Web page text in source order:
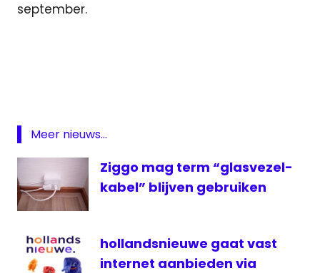
september.
ShortsTV
Zender
van de
ziggo
Meer nieuws...
Ziggo mag term “glasvezel-
kabel” blijven gebruiken
hollandsnieuwe gaat vast
internet aanbieden via